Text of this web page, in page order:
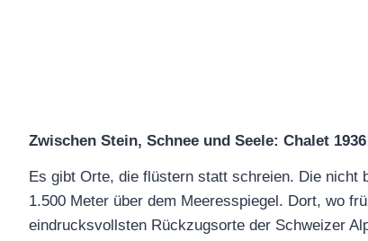
Zwischen Stein, Schnee und Seele: Chalet
Es gibt Orte, die flüstern statt schreien. Die nicht
1.500 Meter über dem Meeresspiegel. Dort, wo
eindrucksvollsten Rückzugsorte der Schweizer